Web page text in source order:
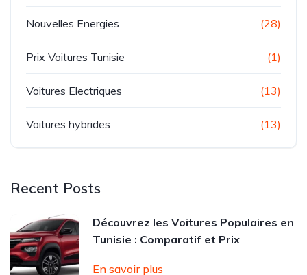
Nouvelles Energies (28)
Prix Voitures Tunisie (1)
Voitures Electriques (13)
Voitures hybrides (13)
Recent Posts
Découvrez les Voitures Populaires en
Tunisie : Comparatif et Prix
En savoir plus